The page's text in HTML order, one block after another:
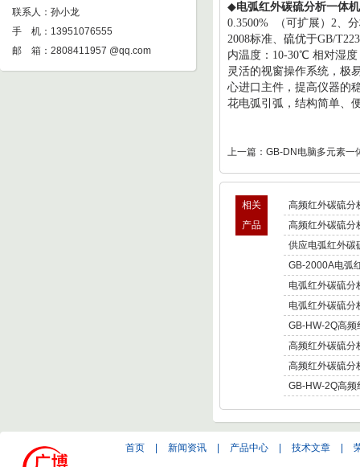
联系人：孙小龙
手 机：13951076555
邮 箱： 2808411957 @qq.com
◆电弧红外碳硫分析一体
0.3500%
（可扩展） 2、
2008标准、硫优于GB/
内温度： 10-30℃ 相对湿度
灵活的视窗操作系统，极
心进口主件，提高仪器的
花电弧引弧，结构简单、
上一篇： GB-DN电脑多元素一
相关
产品
高频红外碳硫分
高频红外碳硫分
供应电弧红外碳
GB-2000A电弧
电弧红外碳硫分
电弧红外碳硫分
GB-HW-2Q高频
高频红外碳硫分
高频红外碳硫分
GB-HW-2Q高频
首页 新闻资讯 产品中心 技术文章